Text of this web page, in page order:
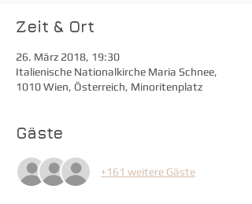
Zeit & Ort
26. März 2018, 19:30
Italienische Nationalkirche Maria Schnee,
1010 Wien, Österreich, Minoritenplatz
Gäste
+161 weitere Gäste